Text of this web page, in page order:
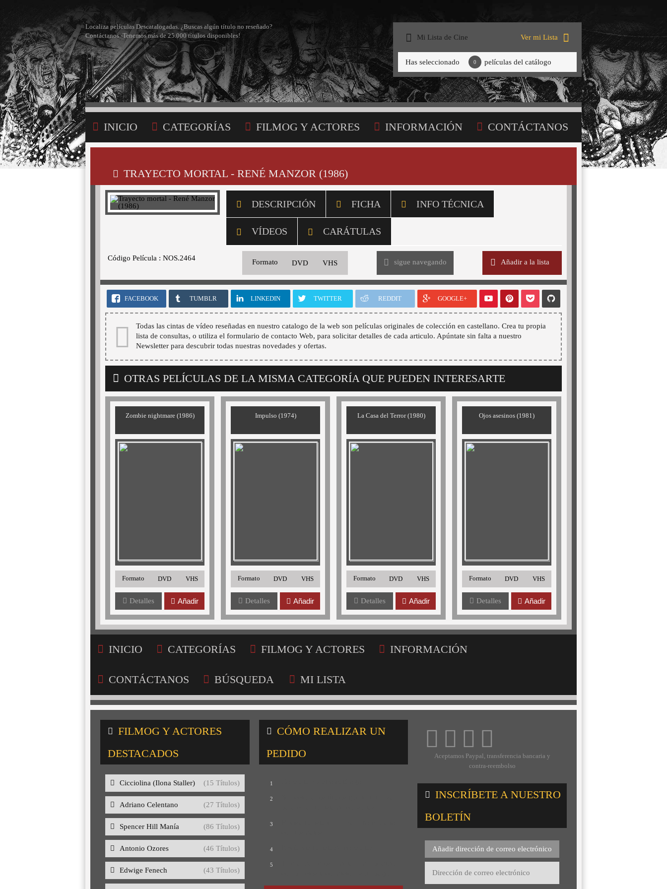
Localiza películas Descatalogadas. ¿Buscas algún título no reseñado?
Contáctanos -Tenemos más de 25.000 títulos disponibles!
Mi Lista de Cine Ver mi Lista
Has seleccionado 0 películas del catálogo
INICIO CATEGORÍAS FILMOG Y ACTORES INFORMACIÓN CONTÁCTANOS
TRAYECTO MORTAL - RENÉ MANZOR (1986)
DESCRIPCIÓN FICHA INFO TÉCNICA
VÍDEOS CARÁTULAS
Código Película : NOS.2464
Formato DVD VHS sigue navegando Añadir a la lista
FACEBOOK TUMBLR LINKEDIN TWITTER REDDIT GOOGLE+
Todas las cintas de vídeo reseñadas en nuestro catalogo de la web son películas originales de colección en castellano. Crea tu propia
lista de consultas, o utiliza el formulario de contacto Web, para solicitar detalles de cada articulo. Apúntate sin falta a nuestro
Newsletter para descubrir todas nuestras novedades y ofertas.
OTRAS PELÍCULAS DE LA MISMA CATEGORÍA QUE PUEDEN INTERESARTE
Zombie nightmare (1986)
Formato DVD VHS
Detalles Añadir
Impulso (1974)
Formato DVD VHS
Detalles Añadir
La Casa del Terror (1980)
Formato DVD VHS
Detalles Añadir
Ojos asesinos (1981)
Formato DVD VHS
Detalles Añadir
INICIO CATEGORÍAS FILMOG Y ACTORES INFORMACIÓN
CONTÁCTANOS BÚSQUEDA MI LISTA
FILMOG Y ACTORES
DESTACADOS
Cicciolina (Ilona Staller) (15 Títulos)
Adriano Celentano (27 Títulos)
Spencer Hill Manía (86 Títulos)
Antonio Ozores (46 Títulos)
Edwige Fenech (43 Títulos)
CÓMO REALIZAR UN
PEDIDO
1
2
3
4
5
Aceptamos Paypal, transferencia bancaria y
contra-reembolso
INSCRÍBETE A NUESTRO
BOLETÍN
Añadir dirección de correo electrónico